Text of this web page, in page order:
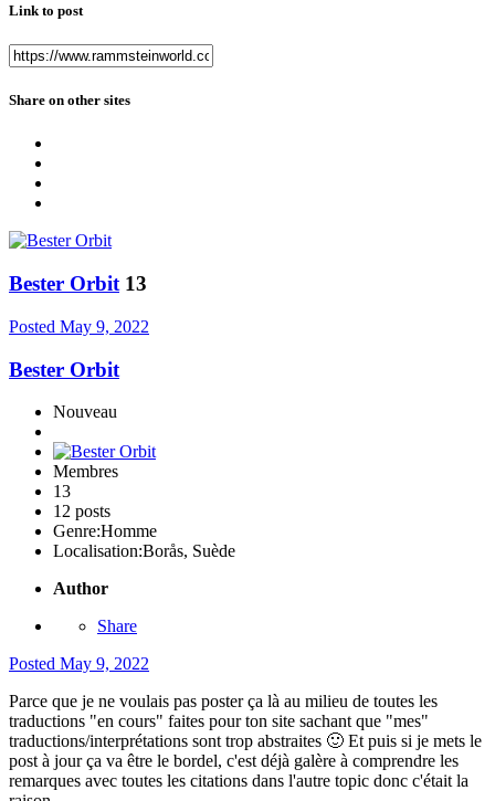
Link to post
Share on other sites
Bester Orbit 13
Posted May 9, 2022
Bester Orbit
Nouveau
Membres
13
12 posts
Genre:Homme
Localisation:Borås, Suède
Author
Share
Posted May 9, 2022
Parce que je ne voulais pas poster ça là au milieu de toutes les
traductions "en cours" faites pour ton site sachant que "mes"
traductions/interprétations sont trop abstraites 🙂 Et puis si je mets le
post à jour ça va être le bordel, c'est déjà galère à comprendre les
remarques avec toutes les citations dans l'autre topic donc c'était la